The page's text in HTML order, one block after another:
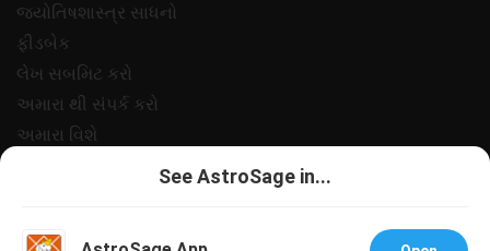
જ્યોતિષશાસ્ત્ર સાધનો
ફીડબેક
લેખ સબમિટ કરો
અમારા થી સંપર્ક કરો
અમારા વિશે
See AstroSage in...